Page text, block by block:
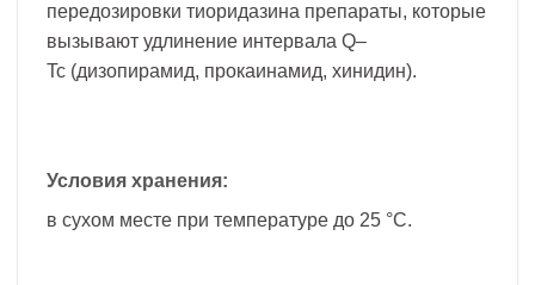
передозировки тиоридазина препараты, которые
вызывают удлинение интервала Q–
Tc (дизопирамид, прокаинамид, хинидин).
Условия хранения:
в сухом месте при температуре до 25 °С.